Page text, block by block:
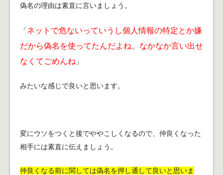
偽名の理由は素直に言いましょう。
「ネットで危ないっていうし個人情報の特定とか嫌
だから偽名を使ってたんだよね。なかなか言い出せ
なくてごめんね 」
みたいな感じで良いと思います。
変にウソをつくと後でややこしくなるので、仲良くなった
相手には素直に伝えましょう。
仲良くなる前に関しては偽名を押し通して良いと思いま